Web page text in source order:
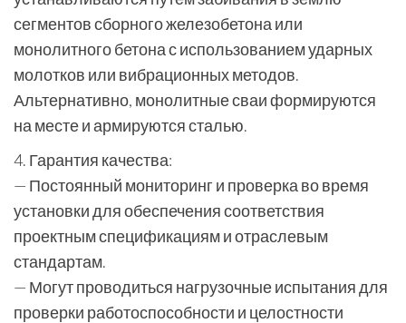
сегментов сборного железобетона или
монолитного бетона с использованием ударных
молотков или вибрационных методов.
Альтернативно, монолитные сваи формируются
на месте и армируются сталью.
4. Гарантия качества:
— Постоянный мониторинг и проверка во время
установки для обеспечения соответствия
проектным спецификациям и отраслевым
стандартам.
— Могут проводиться нагрузочные испытания для
проверки работоспособности и целостности